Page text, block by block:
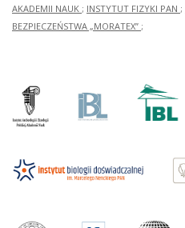
AKADEMII NAUK ; INSTYTUT FIZYKI PAN ;
BEZPIECZEŃSTWA „MORATEX” ;